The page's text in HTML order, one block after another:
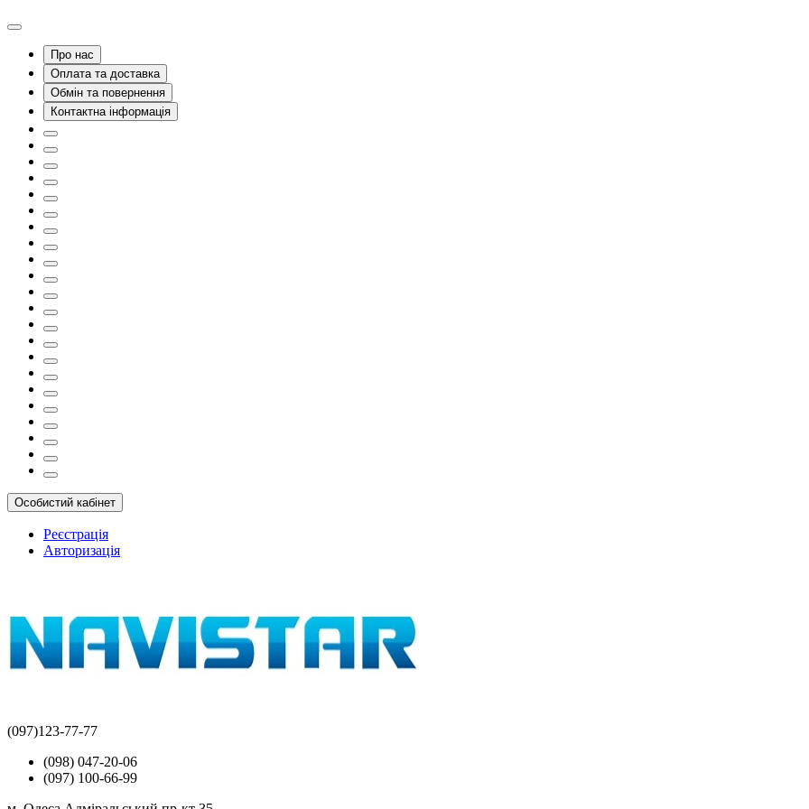
Про нас
Оплата та доставка
Обмін та повернення
Контактна інформація
Особистий кабінет
Реєстрація
Авторизація
(097)123-77-77
(098) 047-20-06
(097) 100-66-99